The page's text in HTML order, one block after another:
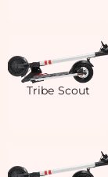
Tribe Scout